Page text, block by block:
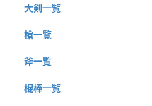
大剣一覧
槍一覧
斧一覧
棍棒一覧